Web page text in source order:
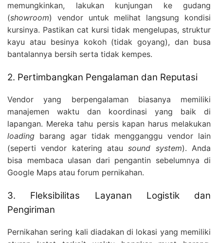
memungkinkan, lakukan kunjungan ke gudang
(showroom) vendor untuk melihat langsung kondisi
kursinya. Pastikan cat kursi tidak mengelupas, struktur
kayu atau besinya kokoh (tidak goyang), dan busa
bantalannya bersih serta tidak kempes.
2. Pertimbangkan Pengalaman dan Reputasi
Vendor yang berpengalaman biasanya memiliki
manajemen waktu dan koordinasi yang baik di
lapangan. Mereka tahu persis kapan harus melakukan
loading barang agar tidak mengganggu vendor lain
(seperti vendor katering atausound system). Anda
bisa membaca ulasan dari pengantin sebelumnya di
Google Maps atau forum pernikahan.
3. Fleksibilitas Layanan Logistik dan
Pengiriman
Pernikahan sering kali diadakan di lokasi yang memiliki